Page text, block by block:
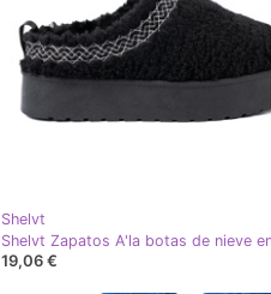
Shelvt
19,06 €